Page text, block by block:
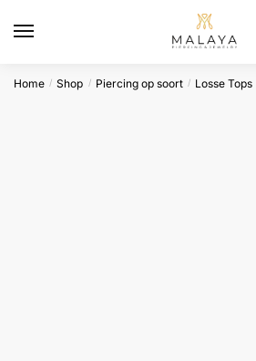
Home / Shop / Piercing op soort / Losse Tops